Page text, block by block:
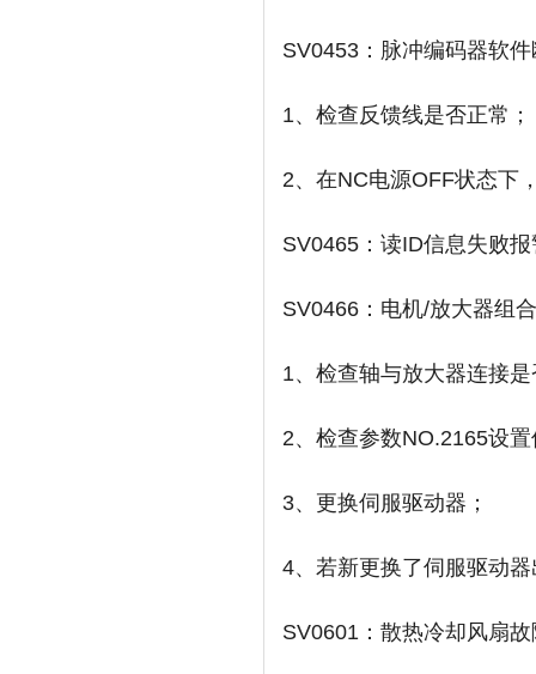
SV0453：脉冲编码器软
1、检查反馈线是否正常；
2、在NC电源OFF状态下
SV0465：读ID信息失败
SV0466：电机/放大器组
1、检查轴与放大器连接
2、检查参数NO.2165设
3、更换伺服驱动器；
4、若新更换了伺服驱动
SV0601：散热冷却风扇